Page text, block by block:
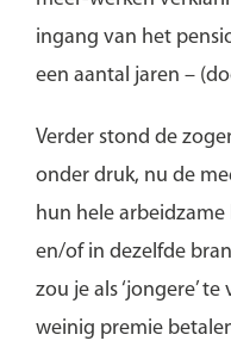
ingang van het
een aantal jaren –
Verder stond de
onder druk, nu de
hun hele
en/of in dezelfde
zou je als ‘jongere’ te
weinig premie